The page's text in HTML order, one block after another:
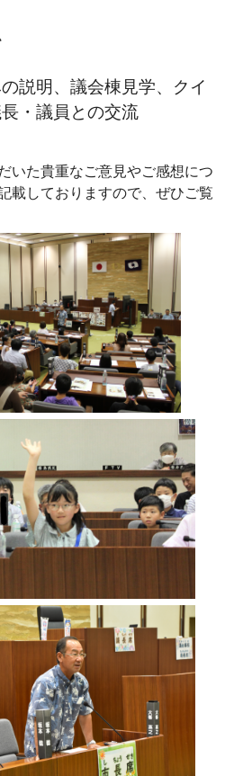
説明、議会棟見学、クイ
・議員との交流
た貴重なご意見やご感想につ
載しておりますので、ぜひご覧